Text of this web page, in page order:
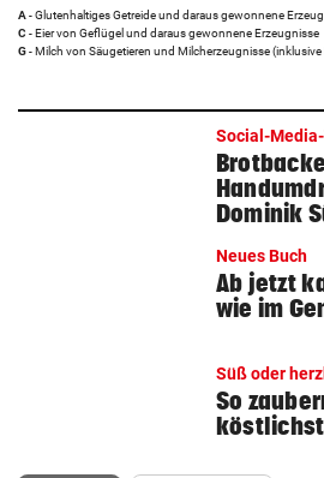
A- Glutenhaltiges Getreide und daraus gewonnene
C - Eier von Geflügel und daraus gewonnene Erzeugnisse
G- Milch von Säugetieren und Milcherzeugnisse (inklusive
Social-
Dominik
Neues Buch
Ab jetzt
wie im
Süß oder
So